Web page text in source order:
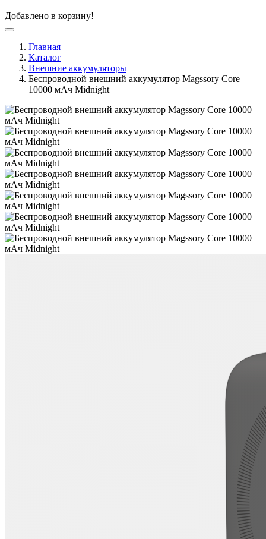
Добавлено в корзину!
Главная
Каталог
Внешние аккумуляторы
Беспроводной внешний аккумулятор Magssory Core
10000 мАч Midnight